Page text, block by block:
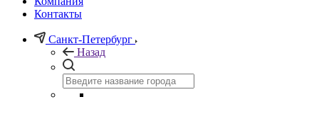
Контакты
Санкт-Петербург
Назад